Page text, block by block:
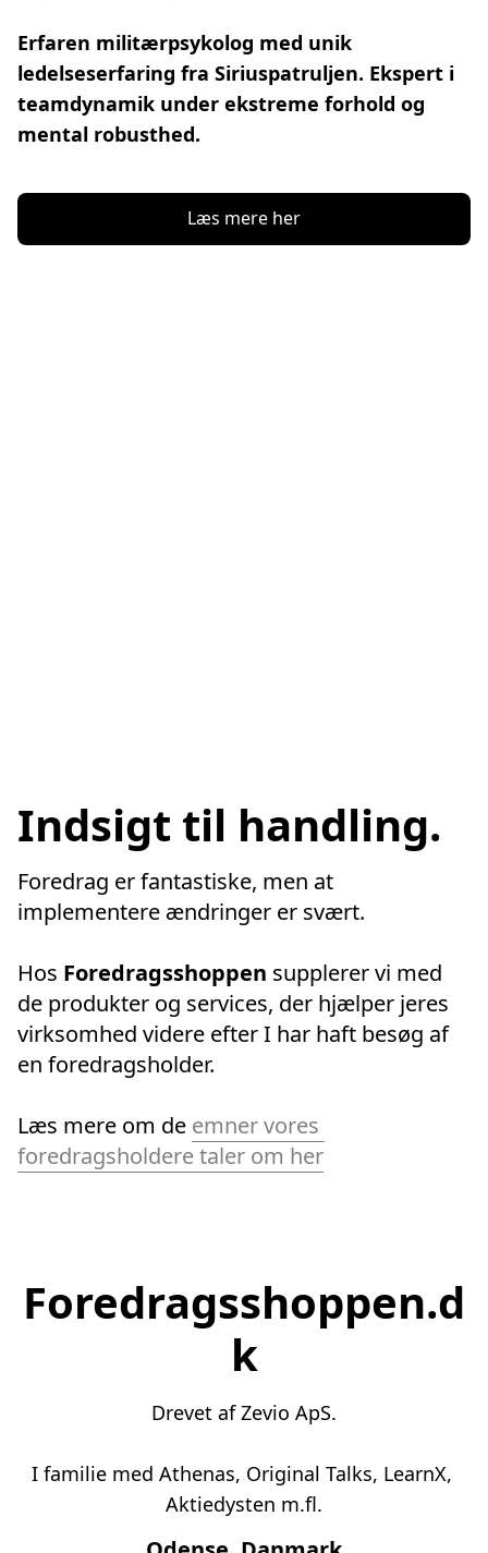
Erfaren militærpsykolog med unik
ledelseserfaring fra Siriuspatruljen. Ekspert i
teamdynamik under ekstreme forhold og
mental robusthed.
Læs mere her
Indsigt til handling.
Foredrag er fantastiske, men at
implementere ændringer er svært.
Hos Foredragsshoppen supplerer vi med
de produkter og services, der hjælper jeres
virksomhed videre efter I har haft besøg af
en foredragsholder.
Læs mere om de emner vores
foredragsholdere taler om her
Foredragsshoppen.d
k
Drevet af Zevio ApS.
I familie med Athenas, Original Talks, LearnX,